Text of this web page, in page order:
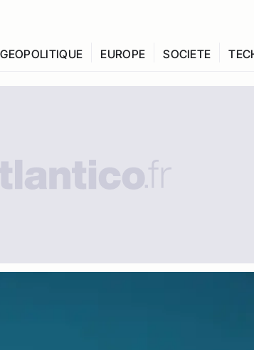
GEOPOLITIQUE EUROPE SOCIETE